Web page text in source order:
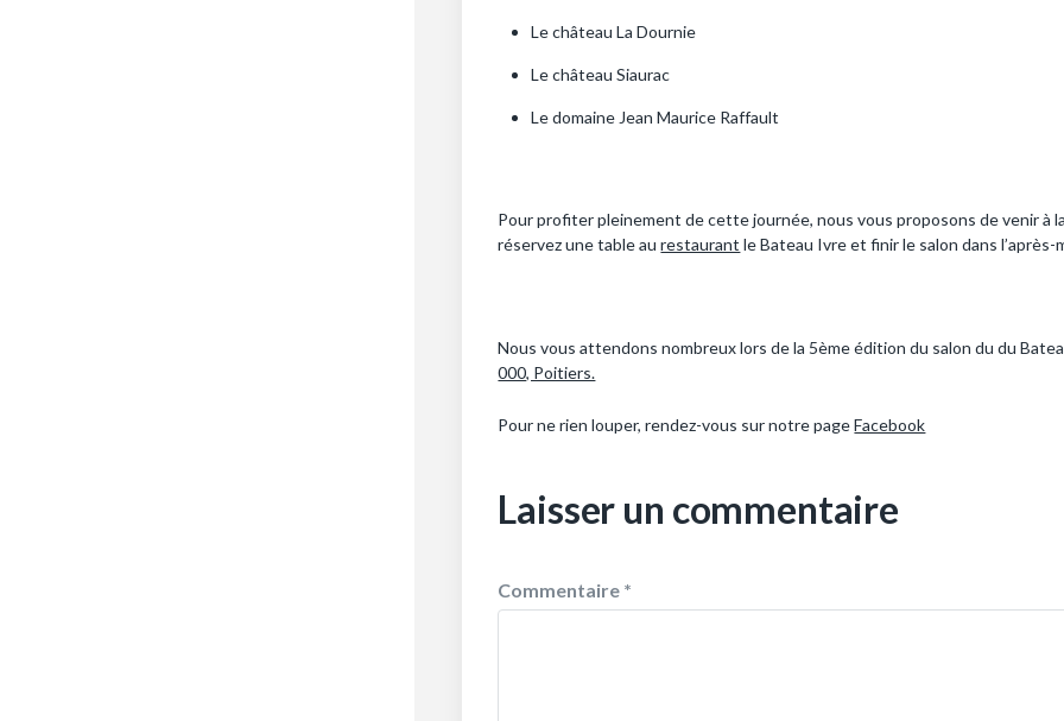
Le château La Dournie
Le château Siaurac
Le domaine Jean Maurice Raffault
Pour profiter pleinement de cette journée, nous vous proposons de venir à
réservez une table aurestaurant le Bateau Ivre et finir le salon dans
Nous vous attendons nombreux lors de la 5ème édition du salon du du
000, Poitiers.
Pour ne rien louper, rendez-vous sur notre pageFacebook
Laisser un commentaire
Commentaire *